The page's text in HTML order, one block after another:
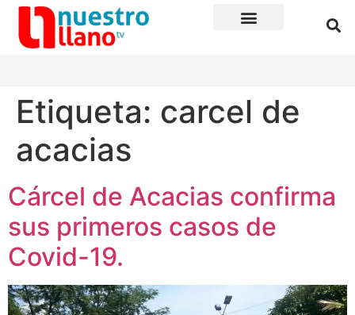
Etiqueta: carcel de
acacias
Cárcel de Acacias confirma
sus primeros casos de
Covid-19.